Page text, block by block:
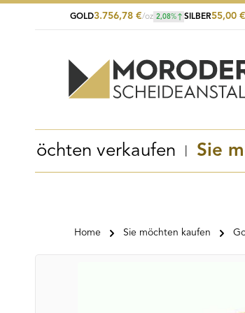
Zum Hauptinhalt springen
Zur Suche springen
Zur Hauptnavigation springen
GOLD3.756,78 €/oz 2,08% SILBER55,00 €
möchten verkaufen Sie
Home Sie möchten kaufen